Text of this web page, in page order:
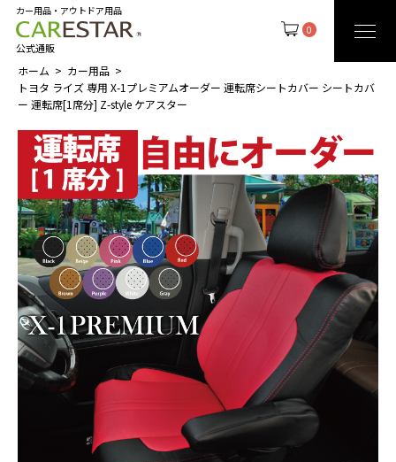
0
カー用品・アウトドア用品
公式通販
ホーム
カー用品
トヨタ ライズ 専用 X-1プレミアムオーダー 運転席シートカバー シートカバ
ー 運転席[1席分] Z-style ケアスター